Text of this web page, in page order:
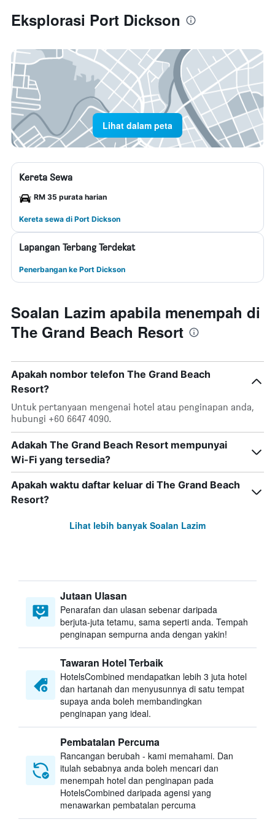
Eksplorasi Port Dickson
Lihat dalam peta
Kereta Sewa
RM 35 purata harian
Kereta sewa di Port Dickson
Lapangan Terbang Terdekat
Penerbangan ke Port Dickson
Soalan Lazim apabila menempah di
The Grand Beach Resort
Apakah nombor telefon The Grand Beach
Resort?
Untuk pertanyaan mengenai hotel atau penginapan anda,
hubungi +60 6647 4090.
Adakah The Grand Beach Resort mempunyai
Wi-Fi yang tersedia?
Apakah waktu daftar keluar di The Grand Beach
Resort?
Lihat lebih banyak Soalan Lazim
Jutaan Ulasan
Penarafan dan ulasan sebenar daripada
berjuta-juta tetamu, sama seperti anda. Tempah
penginapan sempurna anda dengan yakin!
Tawaran Hotel Terbaik
HotelsCombined mendapatkan lebih 3 juta hotel
dan hartanah dan menyusunnya di satu tempat
supaya anda boleh membandingkan
penginapan yang ideal.
Pembatalan Percuma
Rancangan berubah - kami memahami. Dan
itulah sebabnya anda boleh mencari dan
menempah hotel dan penginapan pada
HotelsCombined daripada agensi yang
menawarkan pembatalan percuma